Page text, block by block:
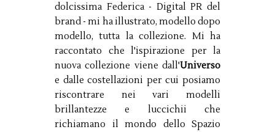
dolcissima Federica - Digital PR del
brand - mi ha illustrato, modello dopo
modello, tutta la collezione. Mi ha
raccontato che l'ispirazione per la
nuova collezione viene dall'Universo
e dalle costellazioni per cui posiamo
riscontrare nei vari modelli
brillantezze e luccichii che
richiamano il mondo dello Spazio